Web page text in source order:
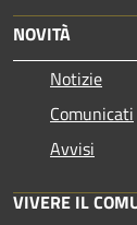
NOVITÀ
Notizie
Comunicati
Avvisi
VIVERE IL